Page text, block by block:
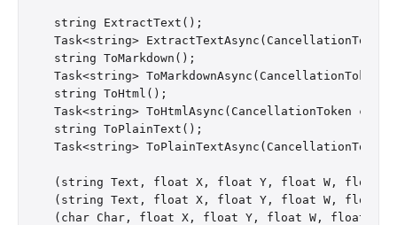
string ExtractText();
Task<string>
string ToMarkdown();
Task<string>
string ToHtml();
Task<string> ToHtmlAsync(CancellationToken ct
string ToPlainText();
Task<string>
(string Text, float X, float Y, float W, float
(string Text, float X, float Y, float W, float
(char Char, float X, float Y, float W, float